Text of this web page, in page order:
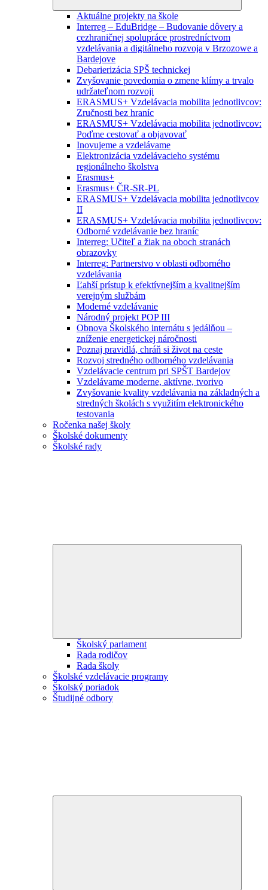
Aktuálne projekty na škole
Interreg – EduBridge – Budovanie dôvery a
cezhraničnej spolupráce prostredníctvom
vzdelávania a digitálneho rozvoja v Brzozowe a
Bardejove
Debarierizácia SPŠ technickej
Zvyšovanie povedomia o zmene klímy a trvalo
udržateľnom rozvoji
ERASMUS+ Vzdelávacia mobilita jednotlivcov:
Zručnosti bez hraníc
ERASMUS+ Vzdelávacia mobilita jednotlivcov:
Poďme cestovať a objavovať
Inovujeme a vzdelávame
Elektronizácia vzdelávacieho systému
regionálneho školstva
Erasmus+
Erasmus+ ČR-SR-PL
ERASMUS+ Vzdelávacia mobilita jednotlivcov
II
ERASMUS+ Vzdelávacia mobilita jednotlivcov:
Odborné vzdelávanie bez hraníc
Interreg: Učiteľ a žiak na oboch stranách
obrazovky
Interreg: Partnerstvo v oblasti odborného
vzdelávania
Ľahší prístup k efektívnejším a kvalitnejším
verejným službám
Moderné vzdelávanie
Národný projekt POP III
Obnova Školského internátu s jedálňou –
zníženie energetickej náročnosti
Poznaj pravidlá, chráň si život na ceste
Rozvoj stredného odborného vzdelávania
Vzdelávacie centrum pri SPŠT Bardejov
Vzdelávame moderne, aktívne, tvorivo
Zvyšovanie kvality vzdelávania na základných a
stredných školách s využitím elektronického
testovania
Ročenka našej školy
Školské dokumenty
Školské rady
Školský parlament
Rada rodičov
Rada školy
Školské vzdelávacie programy
Školský poriadok
Študijné odbory